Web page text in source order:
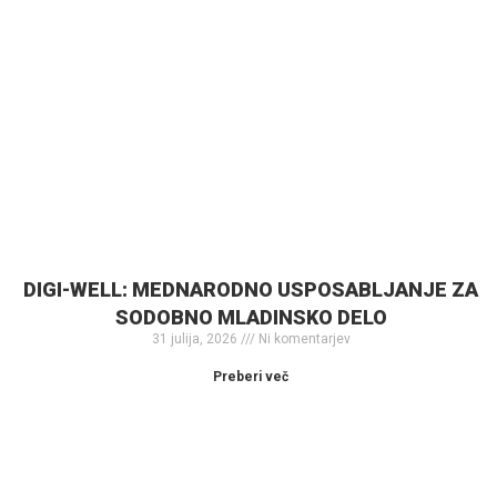
DIGI-WELL: MEDNARODNO USPOSABLJANJE ZA
SODOBNO MLADINSKO DELO
31 julija, 2026 Ni komentarjev
Preberi več